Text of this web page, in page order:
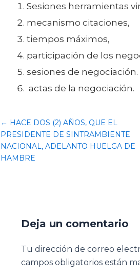
Sesiones herramientas
mecanismo citaciones,
tiempos máximos,
participación de los
sesiones de negociación.
actas de la negociación.
← HACE DOS (2) AÑOS, QUE EL
PRESIDENTE DE SINTRAMBIENTE
NACIONAL, ADELANTO HUELGA DE
HAMBRE
Deja un comentario
Tu dirección de correo
campos obligatorios están